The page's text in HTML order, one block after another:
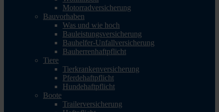
Motorradversicherung
Bauvorhaben
Was und wie hoch
Bauleistungsversicherung
Bauhelfer-Unfallversicherung
Bauherrenhaftpflicht
Tiere
Tierkrankenversicherung
Pferdehaftpflicht
Hundehaftpflicht
Boote
Trailerversicherung